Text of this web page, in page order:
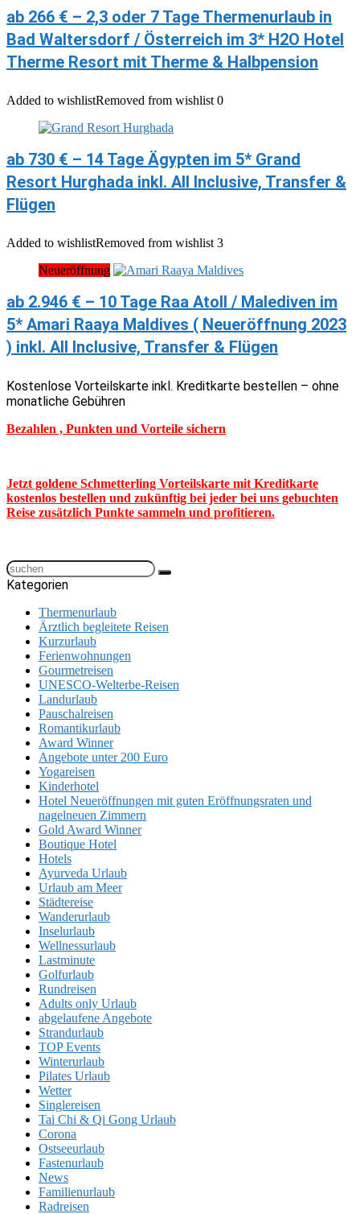
ab 266 € – 2,3 oder 7 Tage Thermenurlaub in
Bad Waltersdorf / Österreich im 3* H2O Hotel
Therme Resort mit Therme & Halbpension
Added to wishlistRemoved from wishlist 0
ab 730 € – 14 Tage Ägypten im 5* Grand
Resort Hurghada inkl. All Inclusive, Transfer &
Flügen
Added to wishlistRemoved from wishlist 3
Neueröffnung
ab 2.946 € – 10 Tage Raa Atoll / Malediven im
5* Amari Raaya Maldives ( Neueröffnung 2023
) inkl. All Inclusive, Transfer & Flügen
Kostenlose Vorteilskarte inkl. Kreditkarte bestellen – ohne
monatliche Gebühren
Bezahlen , Punkten und Vorteile sichern
Jetzt goldene Schmetterling Vorteilskarte mit Kreditkarte
kostenlos bestellen und zukünftig bei jeder bei uns gebuchten
Reise zusätzlich Punkte sammeln und profitieren.
Kategorien
Thermenurlaub
Ärztlich begleitete Reisen
Kurzurlaub
Ferienwohnungen
Gourmetreisen
UNESCO-Welterbe-Reisen
Landurlaub
Pauschalreisen
Romantikurlaub
Award Winner
Angebote unter 200 Euro
Yogareisen
Kinderhotel
Hotel Neueröffnungen mit guten Eröffnungsraten und
nagelneuen Zimmern
Gold Award Winner
Boutique Hotel
Hotels
Ayurveda Urlaub
Urlaub am Meer
Städtereise
Wanderurlaub
Inselurlaub
Wellnessurlaub
Lastminute
Golfurlaub
Rundreisen
Adults only Urlaub
abgelaufene Angebote
Strandurlaub
TOP Events
Winterurlaub
Pilates Urlaub
Wetter
Singlereisen
Tai Chi & Qi Gong Urlaub
Corona
Ostseeurlaub
Fastenurlaub
News
Familienurlaub
Radreisen